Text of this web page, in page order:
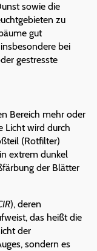
sowie die
zu
gut
bei
gestresste
Bereich mehr oder
Licht wird durch
(Rotfilter)
extrem dunkel
der Blätter
), deren
das heißt die
der
sondern es